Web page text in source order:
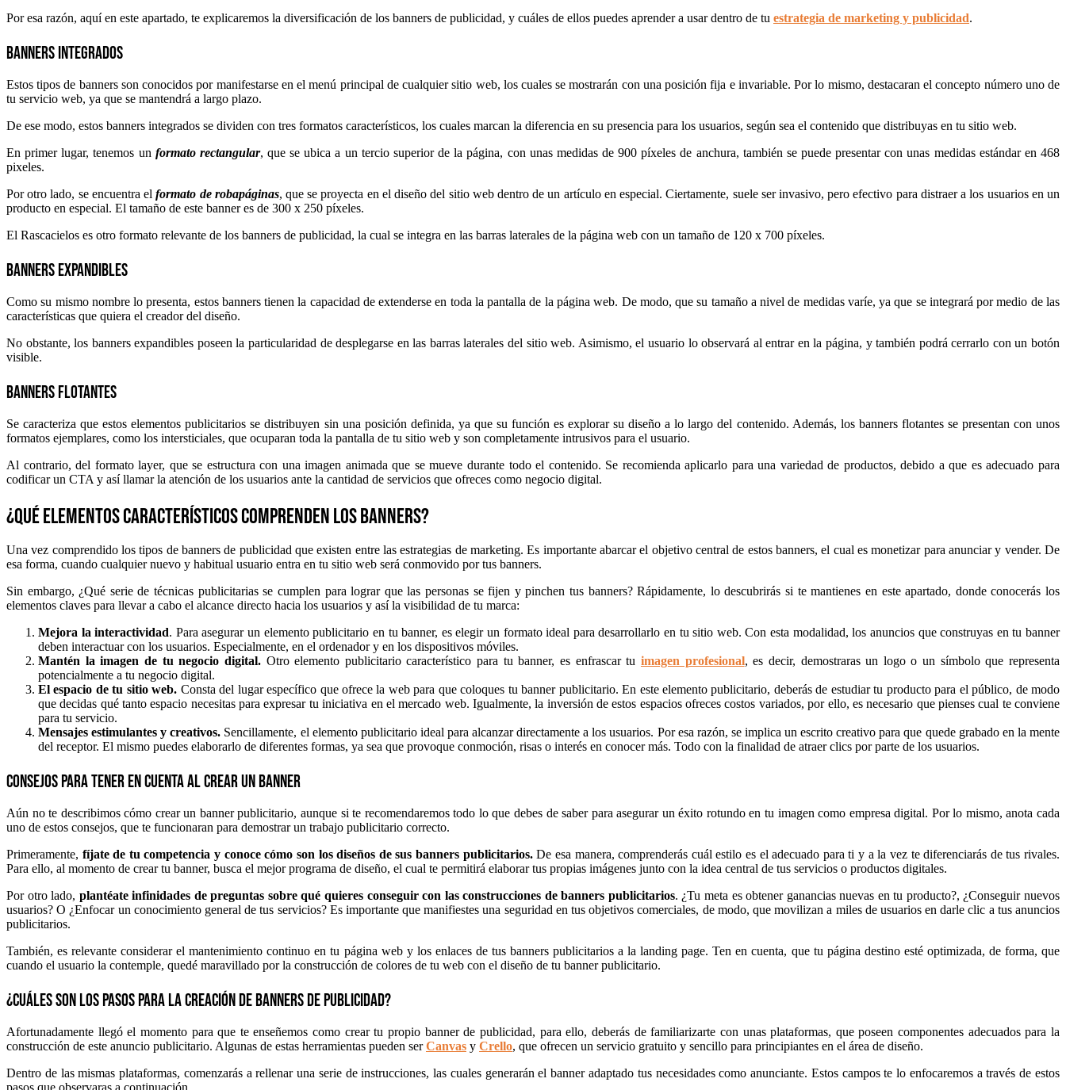
Por esa razón, aquí en este apartado, te explicaremos la diversificación de los banners de publicidad, y cuáles de ellos puedes aprender a usar dentro de tu estrategia de marketing y publicidad.
Banners Integrados
Estos tipos de banners son conocidos por manifestarse en el menú principal de cualquier sitio web, los cuales se mostrarán con una posición fija e invariable. Por lo mismo, destacaran el concepto número uno de
tu servicio web, ya que se mantendrá a largo plazo.
De ese modo, estos banners integrados se dividen con tres formatos característicos, los cuales marcan la diferencia en su presencia para los usuarios, según sea el contenido que distribuyas en tu sitio web.
En primer lugar, tenemos un formato rectangular, que se ubica a un tercio superior de la página, con unas medidas de 900 píxeles de anchura, también se puede presentar con unas medidas estándar en 468
pixeles.
Por otro lado, se encuentra elformato de robapáginas, que se proyecta en el diseño del sitio web dentro de un artículo en especial. Ciertamente, suele ser invasivo, pero efectivo para distraer a los usuarios en un
producto en especial. El tamaño de este banner es de 300 x 250 píxeles.
El Rascacielos es otro formato relevante de los banners de publicidad, la cual se integra en las barras laterales de la página web con un tamaño de 120 x 700 píxeles.
Banners Expandibles
Como su mismo nombre lo presenta, estos banners tienen la capacidad de extenderse en toda la pantalla de la página web. De modo, que su tamaño a nivel de medidas varíe, ya que se integrará por medio de las
características que quiera el creador del diseño.
No obstante, los banners expandibles poseen la particularidad de desplegarse en las barras laterales del sitio web. Asimismo, el usuario lo observará al entrar en la página, y también podrá cerrarlo con un botón
visible.
Banners Flotantes
Se caracteriza que estos elementos publicitarios se distribuyen sin una posición definida, ya que su función es explorar su diseño a lo largo del contenido. Además, los banners flotantes se presentan con unos
formatos ejemplares, como los intersticiales, que ocuparan toda la pantalla de tu sitio web y son completamente intrusivos para el usuario.
Al contrario, del formato layer, que se estructura con una imagen animada que se mueve durante todo el contenido. Se recomienda aplicarlo para una variedad de productos, debido a que es adecuado para
codificar un CTA y así llamar la atención de los usuarios ante la cantidad de servicios que ofreces como negocio digital.
¿Qué elementos característicos comprenden los banners?
Una vez comprendido los tipos de banners de publicidad que existen entre las estrategias de marketing. Es importante abarcar el objetivo central de estos banners, el cual es monetizar para anunciar y vender. De
esa forma, cuando cualquier nuevo y habitual usuario entra en tu sitio web será conmovido por tus banners.
Sin embargo, ¿Qué serie de técnicas publicitarias se cumplen para lograr que las personas se fijen y pinchen tus banners? Rápidamente, lo descubrirás si te mantienes en este apartado, donde conocerás los
elementos claves para llevar a cabo el alcance directo hacia los usuarios y así la visibilidad de tu marca:
Mejora la interactividad. Para asegurar un elemento publicitario en tu banner, es elegir un formato ideal para desarrollarlo en tu sitio web. Con esta modalidad, los anuncios que construyas en tu banner
deben interactuar con los usuarios. Especialmente, en el ordenador y en los dispositivos móviles.
Mantén la imagen de tu negocio digital. Otro elemento publicitario característico para tu banner, es enfrascar tu imagen profesional, es decir, demostraras un logo o un símbolo que representa
potencialmente a tu negocio digital.
El espacio de tu sitio web. Consta del lugar específico que ofrece la web para que coloques tu banner publicitario. En este elemento publicitario, deberás de estudiar tu producto para el público, de modo
que decidas qué tanto espacio necesitas para expresar tu iniciativa en el mercado web. Igualmente, la inversión de estos espacios ofreces costos variados, por ello, es necesario que pienses cual te conviene
para tu servicio.
Mensajes estimulantes y creativos. Sencillamente, el elemento publicitario ideal para alcanzar directamente a los usuarios. Por esa razón, se implica un escrito creativo para que quede grabado en la mente
del receptor. El mismo puedes elaborarlo de diferentes formas, ya sea que provoque conmoción, risas o interés en conocer más. Todo con la finalidad de atraer clics por parte de los usuarios.
Consejos para tener en cuenta al crear un banner
Aún no te describimos cómo crear un banner publicitario, aunque si te recomendaremos todo lo que debes de saber para asegurar un éxito rotundo en tu imagen como empresa digital. Por lo mismo, anota cada
uno de estos consejos, que te funcionaran para demostrar un trabajo publicitario correcto.
Primeramente, fíjate de tu competencia y conoce cómo son los diseños de sus banners publicitarios.De esa manera, comprenderás cuál estilo es el adecuado para ti y a la vez te diferenciarás de tus rivales.
Para ello, al momento de crear tu banner, busca el mejor programa de diseño, el cual te permitirá elaborar tus propias imágenes junto con la idea central de tus servicios o productos digitales.
Por otro lado, plantéate infinidades de preguntas sobre qué quieres conseguir con las construcciones de banners publicitarios. ¿Tu meta es obtener ganancias nuevas en tu producto?, ¿Conseguir nuevos
usuarios? O ¿Enfocar un conocimiento general de tus servicios? Es importante que manifiestes una seguridad en tus objetivos comerciales, de modo, que movilizan a miles de usuarios en darle clic a tus anuncios
publicitarios.
También, es relevante considerar el mantenimiento continuo en tu página web y los enlaces de tus banners publicitarios a la landing page. Ten en cuenta, que tu página destino esté optimizada, de forma, que
cuando el usuario la contemple, quedé maravillado por la construcción de colores de tu web con el diseño de tu banner publicitario.
¿Cuáles son los pasos para la creación de banners de publicidad?
Afortunadamente llegó el momento para que te enseñemos como crear tu propio banner de publicidad, para ello, deberás de familiarizarte con unas plataformas, que poseen componentes adecuados para la
construcción de este anuncio publicitario. Algunas de estas herramientas pueden serCanvas y Crello, que ofrecen un servicio gratuito y sencillo para principiantes en el área de diseño.
Dentro de las mismas plataformas, comenzarás a rellenar una serie de instrucciones, las cuales generarán el banner adaptado tus necesidades como anunciante. Estos campos te lo enfocaremos a través de estos